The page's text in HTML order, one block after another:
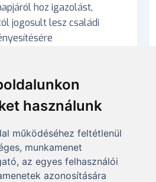
használunk
működéséhez feltétlenül
munkamenet
az egyes felhasználói
azonosítására
hoz igazolást,
jogosult lesz családi
A két gyermekes
is megilleti